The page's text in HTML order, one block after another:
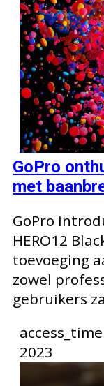
GoPro
met
GoPro
HERO12
toevoeging
zowel
gebruikers
access_time
2023